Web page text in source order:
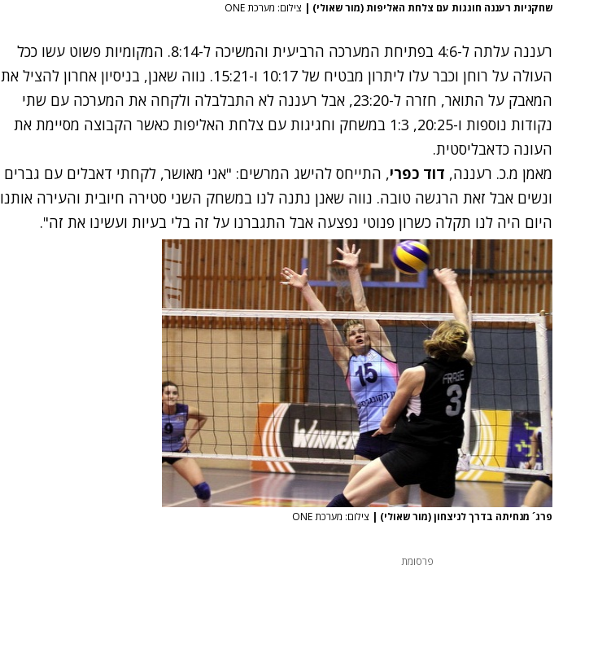
שחקניות רעננה חוגגות עם צלחת האליפות (מור שאולי) | צילום: מערכת ONE
רעננה עלתה ל-4:6 בפתיחת המערכה הרביעית והמשיכה ל-8:14. המקומיות פשוט עשו ככל
העולה על רוחן וכבר עלו ליתרון מבטיח של 10:17 ו-15:21. נווה שאנן, בניסיון אחרון להציל את
המאבק על התואר, חזרה ל-23:20, אבל רעננה לא התבלבלה ולקחה את המערכה עם שתי
נקודות נוספות ו-20:25, 1:3 במשחק וחגיגות עם צלחת האליפות כאשר הקבוצה מסיימת את
העונה כדאבליסטית.
מאמן מ.כ. רעננה, דוד כפרי, התייחס להישג המרשים: "אני מאושר, לקחתי דאבלים עם גברים
ונשים אבל זאת הרגשה טובה. נווה שאנן נתנה לנו במשחק השני סטירה חיובית והעירה
היום היה לנו תקלה כשרון פנוטי נפצעה אבל התגברנו על זה בלי בעיות ועשינו את זה".
פרג´ מנחיתה בדרך לניצחון (מור שאולי) | צילום: מערכת ONE
פרסומת